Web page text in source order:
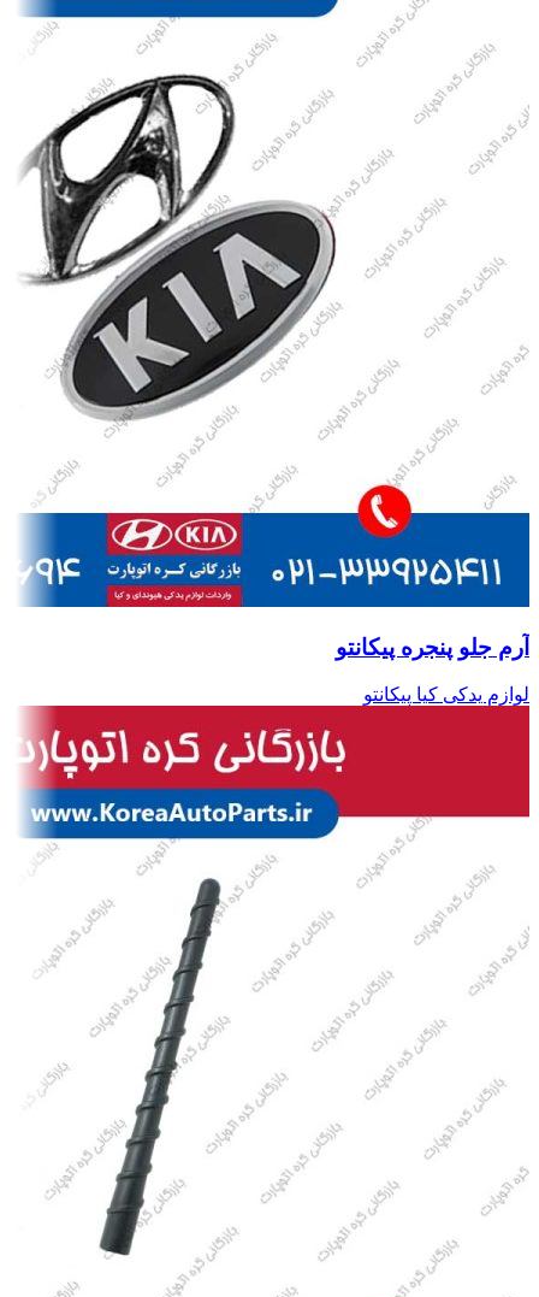
آرم جلو پنجره پیکانتو
لوازم یدکی کیا پیکانتو